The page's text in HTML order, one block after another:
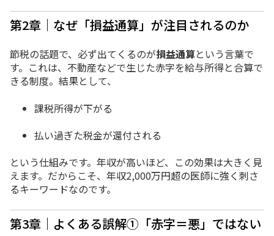
第2章｜なぜ「損益通算」が注目されるのか
節税の話題で、必ず出てくるのが損益通算という言葉で
す。 これは、 不動産などで生じた赤字を給与所得と合算で
きる制度。結果として、
課税所得が下がる
払い過ぎた税金が還付される
という仕組みです。 年収が高いほど、 この効果は大きく見
えます。 だからこそ、 年収2,000万円超の医師に強く刺さ
るキーワードなのです。
第3章｜よくある誤解①「赤字＝悪」ではない